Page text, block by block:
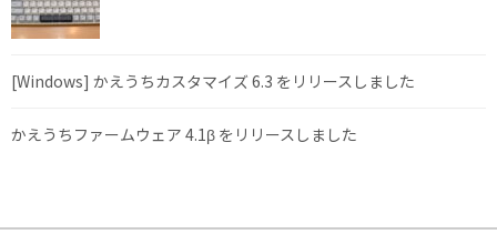
[Windows] かえうちカスタマイズ 6.3 をリリースしました
かえうちファームウェア 4.1β をリリースしました